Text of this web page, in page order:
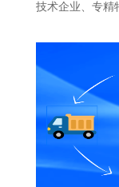
技术企业、专精